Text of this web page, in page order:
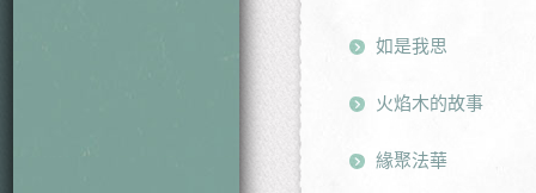
如是我思
火焰木的故事
緣聚法華